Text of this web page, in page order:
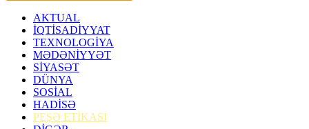
AKTUAL
İQTİSADİYYAT
TEXNOLOGİYA
MƏDƏNİYYƏT
SİYASƏT
DÜNYA
SOSİAL
HADİSƏ
PEŞƏ ETİKASI